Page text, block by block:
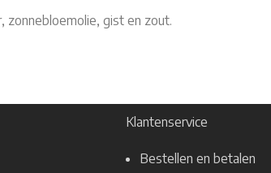
zonnebloemolie, gist en zout.
Klantenservice
Bestellen en betalen